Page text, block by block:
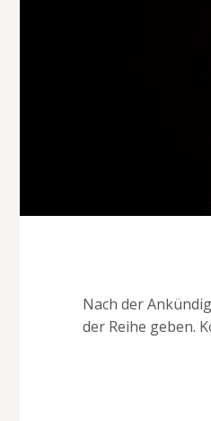
Nach der
der Reihe geben.